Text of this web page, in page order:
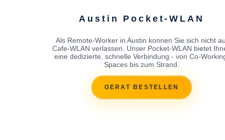
Austin Pocket-WLAN
Als Remote-Worker in Austin konnen Sie sich nicht
Cafe-WLAN verlassen. Unser Pocket-WLAN bietet
eine dedizierte, schnelle Verbindung - von Co-
Spaces bis zum Strand.
GERAT BESTELLEN